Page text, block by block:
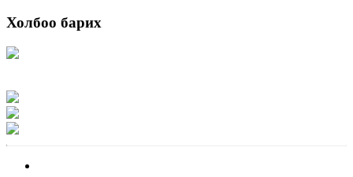
Холбоо барих